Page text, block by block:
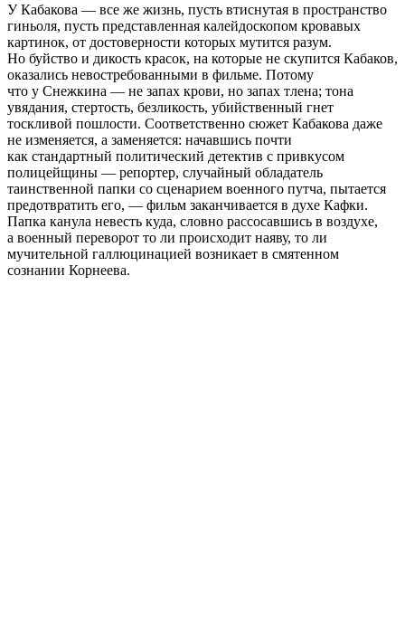
У Кабакова — все же жизнь, пусть втиснутая в пространство
гиньоля, пусть представленная калейдоскопом кровавых
картинок, от достоверности которых мутится разум.
Но буйство и дикость красок, на которые не скупится Кабаков,
оказались невостребованными в фильме. Потому
что у Снежкина — не запах крови, но запах тлена; тона
увядания, стертость, безликость, убийственный гнет
тоскливой пошлости. Соответственно сюжет Кабакова даже
не изменяется, а заменяется: начавшись почти
как стандартный политический детектив с привкусом
полицейщины — репортер, случайный обладатель
таинственной папки со сценарием военного путча, пытается
предотвратить его, — фильм заканчивается в духе Кафки.
Папка канула невесть куда, словно рассосавшись в воздухе,
а военный переворот то ли происходит наяву, то ли
мучительной галлюцинацией возникает в смятенном
сознании Корнеева.